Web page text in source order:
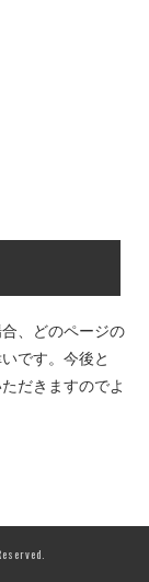
、どのページの
です。今後と
だきますのでよ